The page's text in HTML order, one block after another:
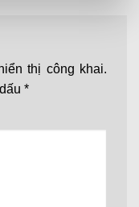
thị công khai.
*